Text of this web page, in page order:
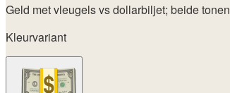
Geld met vleugels vs dollarbiljet; beide
Kleurvariant